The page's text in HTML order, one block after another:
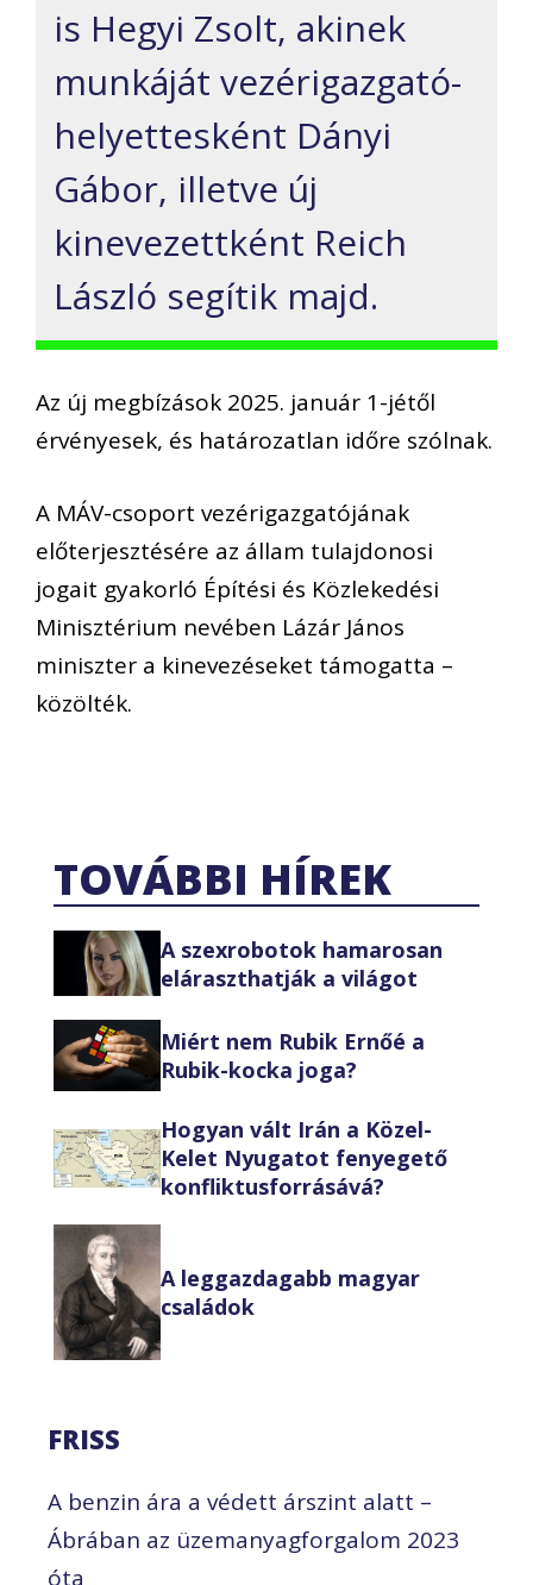
is Hegyi Zsolt, akinek
munkáját vezérigazgató-
helyettesként Dányi
Gábor, illetve új
kinevezettként Reich
László segítik majd.
Az új megbízások 2025. január 1-jétől
érvényesek, és határozatlan időre szólnak.
A MÁV-csoport vezérigazgatójának
előterjesztésére az állam tulajdonosi
jogait gyakorló Építési és Közlekedési
Minisztérium nevében Lázár János
miniszter a kinevezéseket támogatta –
közölték.
TOVÁBBI HÍREK
A szexrobotok hamarosan
eláraszthatják a világot
Miért nem Rubik Ernőé a
Rubik-kocka joga?
Hogyan vált Irán a Közel-
Kelet Nyugatot fenyegető
konfliktusforrásává?
A leggazdagabb magyar
családok
FRISS
A benzin ára a védett árszint alatt –
Ábrában az üzemanyagforgalom 2023
óta